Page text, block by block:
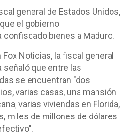
general de Estados Unidos,
el gobierno
confiscado bienes a Maduro.
Noticias, la fiscal general
señaló que entre las
se encuentran "dos
varias casas, una mansión
varias viviendas en Florida,
miles de millones de dólares